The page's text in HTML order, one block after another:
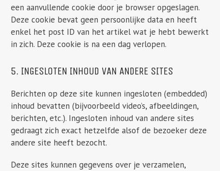
een aanvullende cookie door je browser opgeslagen.
Deze cookie bevat geen persoonlijke data en heeft
enkel het post ID van het artikel wat je hebt bewerkt
in zich. Deze cookie is na een dag verlopen.
5. INGESLOTEN INHOUD VAN ANDERE SITES
Berichten op deze site kunnen ingesloten (embedded)
inhoud bevatten (bijvoorbeeld video’s, afbeeldingen,
berichten, etc.). Ingesloten inhoud van andere sites
gedraagt zich exact hetzelfde alsof de bezoeker deze
andere site heeft bezocht.
Deze sites kunnen gegevens over je verzamelen,